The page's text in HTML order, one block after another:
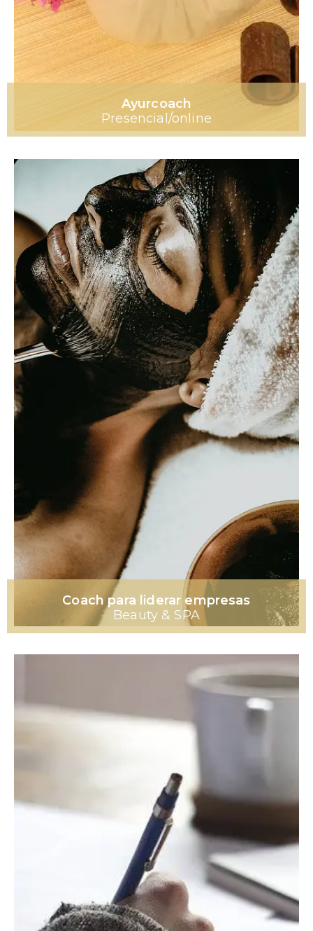
Ayurcoach
Presencial/online
Coach para liderar empresas
Beauty & SPA